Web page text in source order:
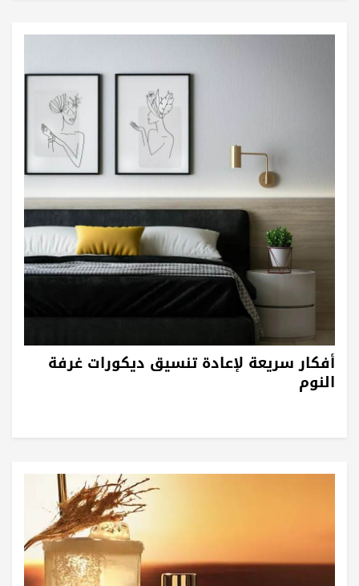
أفكار سريعة لإعادة تنسيق ديكورات غرفة
النوم